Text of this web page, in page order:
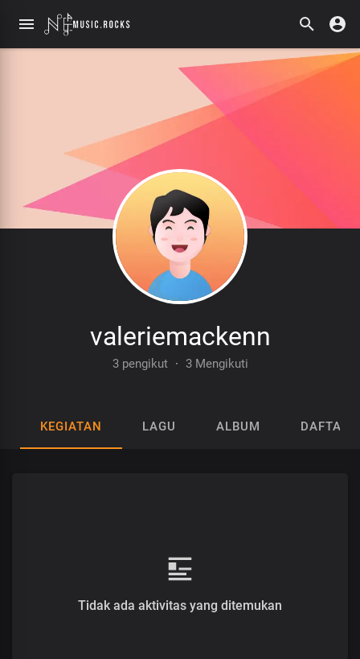
valeriemackenn
3 pengikut · 3 Mengikuti
KEGIATAN LAGU ALBUM DAFTAR
Tidak ada aktivitas yang ditemukan